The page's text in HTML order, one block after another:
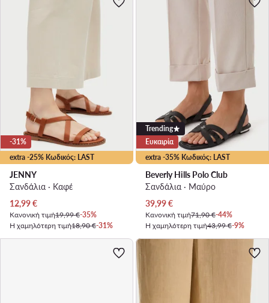
extra -25% Κωδικός: LAST
-31%
JENNY
Σανδάλια · Καφέ
Τρέχουσα τιμή
12,99€
Κανονική τιμή19,99 €-35%
Η χαμηλότερη τιμή18,90 €-31%
extra -35% Κωδικός: LAST
Trending
Ευκαιρία
Beverly Hills Polo Club
Σανδάλια · Μαύρο
Τρέχουσα τιμή
39,99€
Κανονική τιμή71,90 €-44%
Η χαμηλότερη τιμή43,99 €-9%